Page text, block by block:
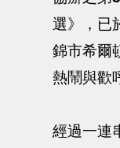
選》，已
錦市希爾
熱鬧與歡
經過一連